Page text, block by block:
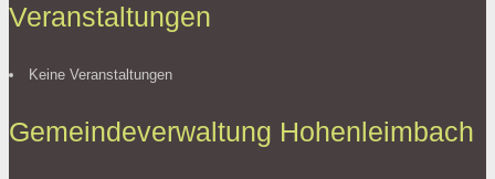
Veranstaltungen
Keine Veranstaltungen
Gemeindeverwaltung Hohenleimbach